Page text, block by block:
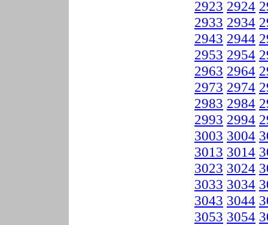
2923 2924
2933 2934
2943 2944
2953 2954
2963 2964
2973 2974
2983 2984
2993 2994
3003 3004
3013 3014
3023 3024
3033 3034
3043 3044
3053 3054